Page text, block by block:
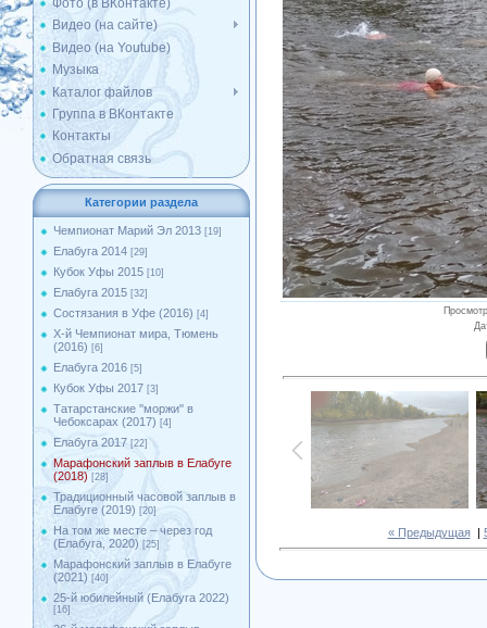
Фото (в ВКонтакте)
Видео (на сайте)
Видео (на Youtube)
Музыка
Каталог файлов
Группа в ВКонтакте
Контакты
Обратная связь
Категории раздела
Чемпионат Марий Эл 2013 [19]
Елабуга 2014 [29]
Кубок Уфы 2015 [10]
Елабуга 2015 [32]
Состязания в Уфе (2016) [4]
X-й Чемпионат мира, Тюмень
(2016) [6]
Елабуга 2016 [5]
Кубок Уфы 2017 [3]
Татарстанские ''моржи'' в
Чебоксарах (2017) [4]
Елабуга 2017 [22]
Марафонский заплыв в Елабуге
(2018) [28]
Традиционный часовой заплыв в
Елабуге (2019) [20]
На том же месте – через год
(Елабуга, 2020) [25]
Марафонский заплыв в Елабуге
(2021) [40]
25-й юбилейный (Елабуга 2022)
[16]
« Предыдущая|